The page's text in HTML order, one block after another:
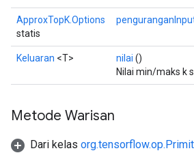
ApproxTopK.Options
statis
Keluaran <T> nilai ()
Nilai min/maks k
Metode Warisan
Dari kelas